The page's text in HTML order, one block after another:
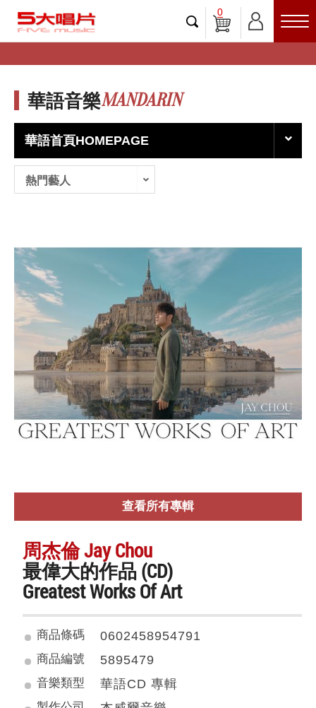
0
華語音樂MANDARIN
華語首頁HOMEPAGE
熱門藝人
查看所有專輯
周杰倫 Jay Chou
最偉大的作品 (CD)
Greatest Works Of Art
商品條碼 0602458954791
商品編號 5895479
音樂類型 華語CD 專輯